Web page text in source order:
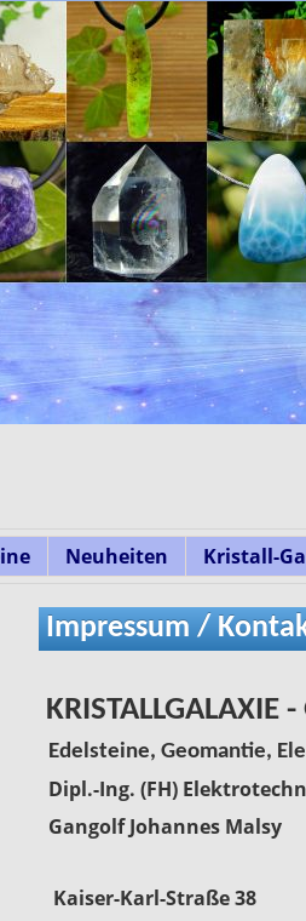
Neuheiten Kristall-
Impressum /
Edelsteine, Geomantie,
Dipl.-Ing. (FH)
Gangolf Johannes Malsy
Kaiser-Karl-Straße 38